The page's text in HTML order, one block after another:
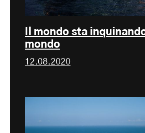
Il mondo sta
mondo
12.08.2020